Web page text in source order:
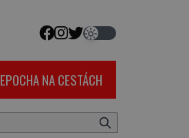
EPOCHA NA CESTÁCH